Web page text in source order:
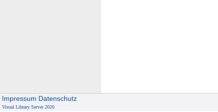
Impressum Datenschutz
Visual Library Server 2026